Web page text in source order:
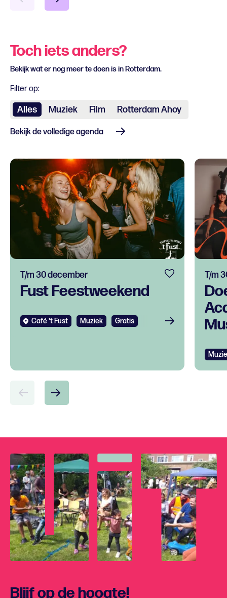
Toch iets anders?
Bekijk wat er nog meer te doen is in Rotterdam.
Filter op:
Alles Muziek Film Rotterdam Ahoy
Bekijk de volledige agenda
Fust Feestweekend
T/m 30 december
Café 't Fust Muziek Gratis
T/m
Bekijken
Blijf op de hoogte!